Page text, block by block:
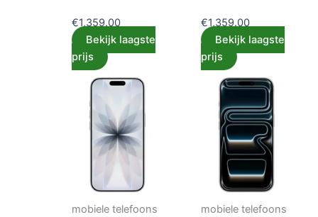
€1,359.00
Bekijk laagste
prijs
€1,359.00
Bekijk laagste
prijs
mobiele telefoons mobiele telefoons